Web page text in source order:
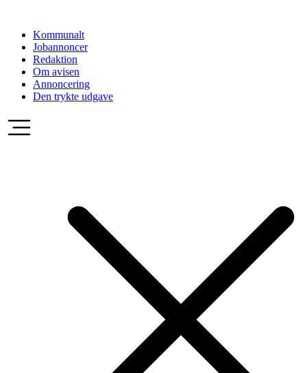
indholdKommunalt
Jobannoncer
Redaktion
Om avisen
Annoncering
Den trykte udgave